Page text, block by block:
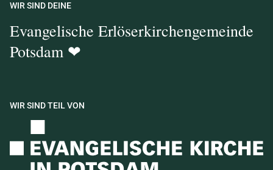
WIR SIND DEINE
Evangelische Erlöserkirchengemeinde
Potsdam ❤
WIR SIND TEIL VON